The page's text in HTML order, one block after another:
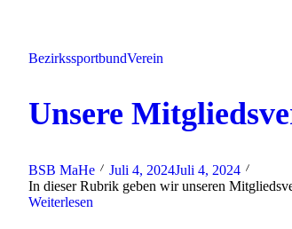
BezirkssportbundVerein
Unsere
BSB MaHe Juli 4, 2024Juli 4, 2024
In dieser Rubrik geben wir unseren
Weiterlesen